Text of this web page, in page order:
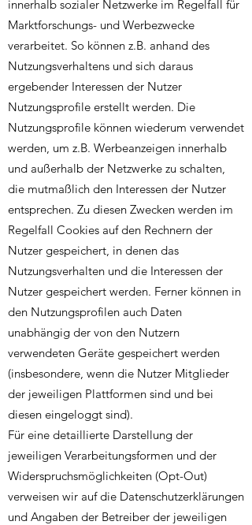
innerhalb sozialer Netzwerke im Regelfall für
Marktforschungs- und Werbezwecke
verarbeitet. So können z.B. anhand des
Nutzungsverhaltens und sich daraus
ergebender Interessen der Nutzer
Nutzungsprofile erstellt werden. Die
Nutzungsprofile können wiederum verwendet
werden, um z.B. Werbeanzeigen innerhalb
und außerhalb der Netzwerke zu schalten,
die mutmaßlich den Interessen der Nutzer
entsprechen. Zu diesen Zwecken werden im
Regelfall Cookies auf den Rechnern der
Nutzer gespeichert, in denen das
Nutzungsverhalten und die Interessen der
Nutzer gespeichert werden. Ferner können in
den Nutzungsprofilen auch Daten
unabhängig der von den Nutzern
verwendeten Geräte gespeichert werden
(insbesondere, wenn die Nutzer Mitglieder
der jeweiligen Plattformen sind und bei
diesen eingeloggt sind).
Für eine detaillierte Darstellung der
jeweiligen Verarbeitungsformen und der
Widerspruchsmöglichkeiten (Opt-Out)
verweisen wir auf die Datenschutzerklärungen
und Angaben der Betreiber der jeweiligen